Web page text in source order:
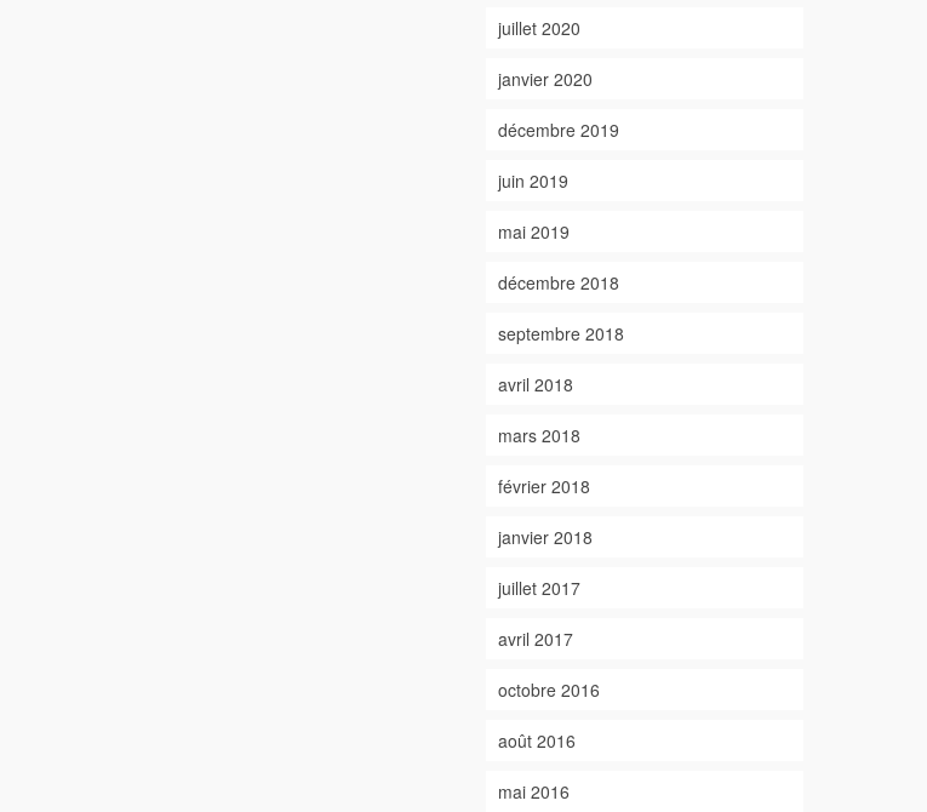
juillet 2020
janvier 2020
décembre 2019
juin 2019
mai 2019
décembre 2018
septembre 2018
avril 2018
mars 2018
février 2018
janvier 2018
juillet 2017
avril 2017
octobre 2016
août 2016
mai 2016